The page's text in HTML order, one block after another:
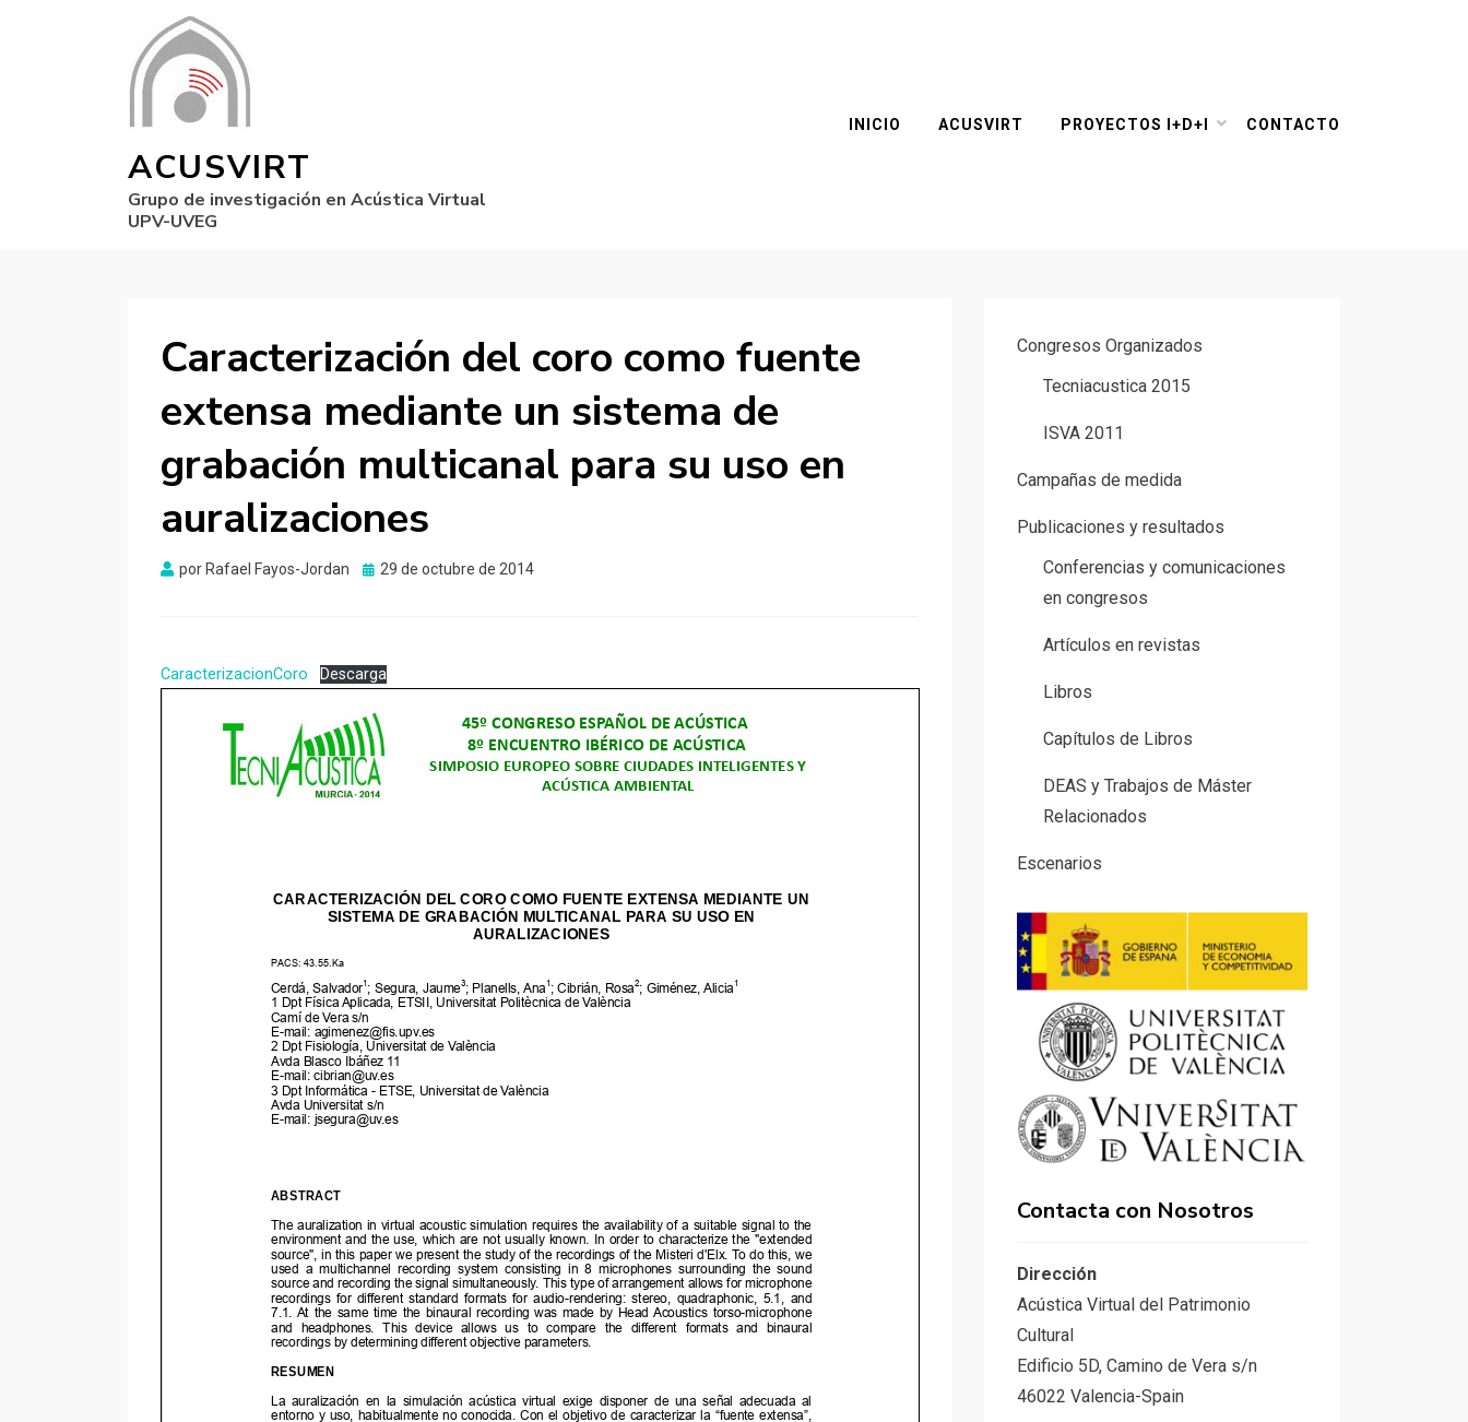
ACUSVIRT
Grupo de investigación en Acústica Virtual
UPV-UVEG
INICIO ACUSVIRT PROYECTOS I+D+I CONTACTO
Caracterización del coro como fuente
extensa mediante un sistema de
grabación multicanal para su uso en
auralizaciones
por Rafael Fayos-Jordan
Publicado
29 de octubre de 2014
CaracterizacionCoro Descarga
Congresos Organizados
Tecniacustica 2015
ISVA 2011
Campañas de medida
Publicaciones y resultados
Conferencias y comunicaciones
en congresos
Artículos en revistas
Libros
Capítulos de Libros
DEAS y Trabajos de Máster
Relacionados
Escenarios
Contacta con Nosotros
Dirección
Acústica Virtual del Patrimonio
Cultural
Edificio 5D, Camino de Vera s/n
46022 Valencia-Spain